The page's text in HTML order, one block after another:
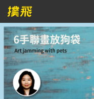
節目
主辦單位
關於撲飛